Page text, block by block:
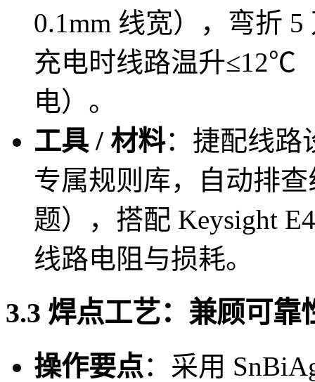
0.1mm 线宽），弯折
充电时线路温升≤12℃
电）。
工具 / 材料：捷配线路
专属规则库，自动排
题），搭配 Keysight
线路电阻与损耗。
3.3 焊点工艺：兼顾可靠
操作要点：采用